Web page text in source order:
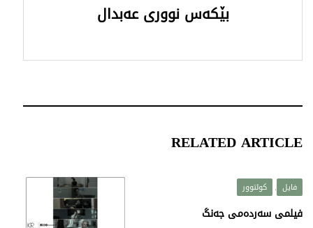
بێکەس نووری عەبدال
RELATED ARTICLE
فایل , کولتوور
فیلمی سەردەمی جەنگ